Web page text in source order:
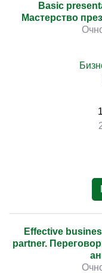
Basic
Мастерство
Effective
partner.